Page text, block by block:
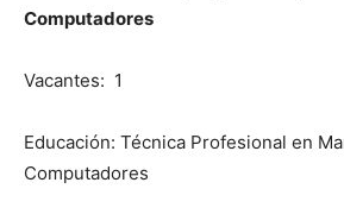
Computadores
Vacantes: 1
Educación: Técnica Profesional en
Computadores